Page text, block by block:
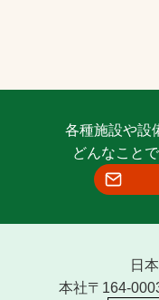
各種施設や設
どんなこと
日
本社〒164-